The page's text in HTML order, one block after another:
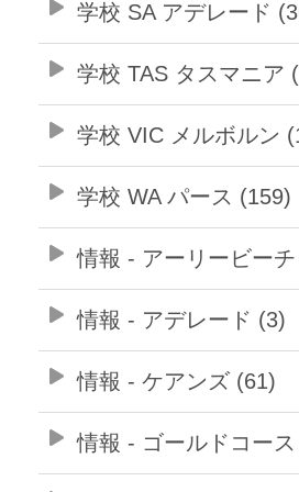
学校 SA アデレード
学校 TAS タスマニア
学校 VIC メルボルン
学校 WA パース (159)
情報 - アーリービー
情報 - アデレード (3)
情報 - ケアンズ (61)
情報 - ゴールドコー